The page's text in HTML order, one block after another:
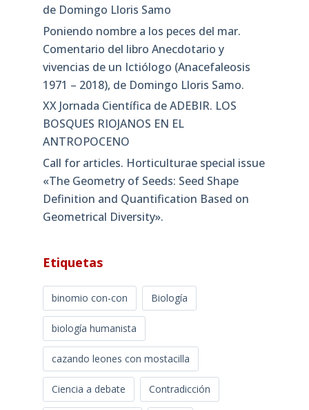
de Domingo Lloris Samo
Poniendo nombre a los peces del mar.
Comentario del libro Anecdotario y
vivencias de un Ictiólogo (Anacefaleosis
1971 – 2018), de Domingo Lloris Samo.
XX Jornada Científica de ADEBIR. LOS
BOSQUES RIOJANOS EN EL
ANTROPOCENO
Call for articles. Horticulturae special issue
«The Geometry of Seeds: Seed Shape
Definition and Quantification Based on
Geometrical Diversity»​.
Etiquetas
binomio con-con Biología
biología humanista
cazando leones con mostacilla
Ciencia a debate Contradicción